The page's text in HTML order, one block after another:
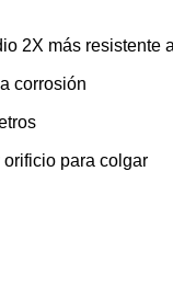
2X más resistente
corrosión
para colgar